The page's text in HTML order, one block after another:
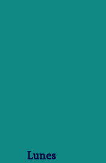
Lunes